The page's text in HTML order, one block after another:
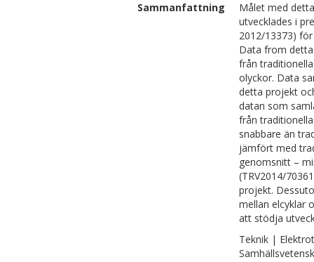
Sammanfattning
Målet med
utvecklades i
2012/13373)
Data from
från
olyckor. Data
detta projekt
datan som
från
snabbare än
jämfört med
genomsnitt –
(TRV2014/
projekt.
mellan elcyklar
att stödja
Teknik |